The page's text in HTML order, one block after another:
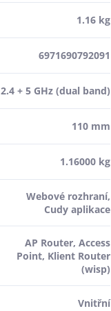
1.16 kg
6971690792091
2.4 + 5 GHz (dual band)
110 mm
1.16000 kg
Webové rozhraní,
Cudy aplikace
AP Router, Access
Point, Klient Router
(wisp)
Vnitřní